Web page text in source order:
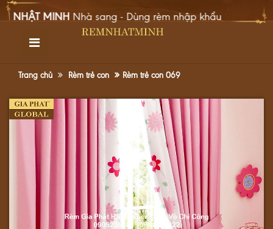
MINHNhà sang - Dùng rèm nhập khẩu
TRANG CHỦ
GIỚI THIỆU
DỰ ÁN
TIN TỨC
GÓC CHIA SẺ
LIÊN HỆ
Trang chủ Rèm trẻ con Rèm trẻ con 069